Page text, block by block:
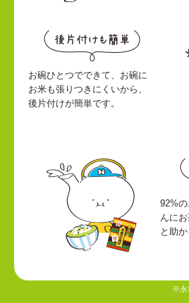
お碗ひとつでできて、お碗に
お米も張りつきにくいから、
後片付けが簡単です。
92%
んに
と助
※永